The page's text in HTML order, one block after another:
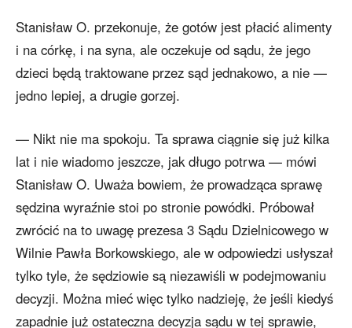
Stanisław O. przekonuje, że gotów jest płacić alimenty
i na córkę, i na syna, ale oczekuje od sądu, że jego
dzieci będą traktowane przez sąd jednakowo, a nie —
jedno lepiej, a drugie gorzej.
— Nikt nie ma spokoju. Ta sprawa ciągnie się już kilka
lat i nie wiadomo jeszcze, jak długo potrwa — mówi
Stanisław O. Uważa bowiem, że prowadząca sprawę
sędzina wyraźnie stoi po stronie powódki. Próbował
zwrócić na to uwagę prezesa 3 Sądu Dzielnicowego w
Wilnie Pawła Borkowskiego, ale w odpowiedzi usłyszał
tylko tyle, że sędziowie są niezawiśli w podejmowaniu
decyzji. Można mieć więc tylko nadzieję, że jeśli kiedyś
zapadnie już ostateczna decyzja sądu w tej sprawie,